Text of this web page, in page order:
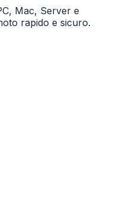
Mac, Server e
rapido e sicuro.